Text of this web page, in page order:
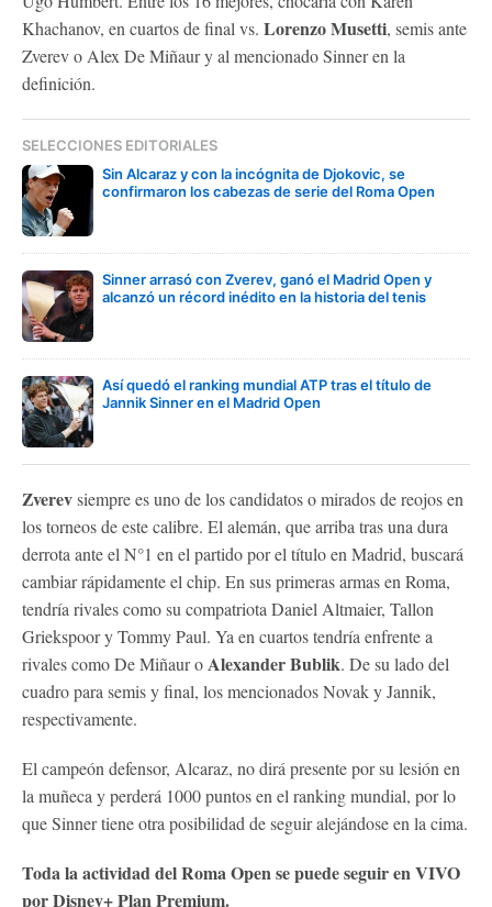
Khachanov, en cuartos de final vs. Lorenzo Musetti, semis ante
Zverev o Alex De Miñaur y al mencionado Sinner en la
definición.
SELECCIONES EDITORIALES
Sin Alcaraz y con la incógnita de Djokovic, se
confirmaron los cabezas de serie del Roma Open
Sinner arrasó con Zverev, ganó el Madrid Open y
alcanzó un récord inédito en la historia del tenis
Así quedó el ranking mundial ATP tras el título de
Jannik Sinner en el Madrid Open
Zverevsiempre es uno de los candidatos o mirados de reojos en
los torneos de este calibre. El alemán, que arriba tras una dura
derrota ante el N°1 en el partido por el título en Madrid, buscará
cambiar rápidamente el chip. En sus primeras armas en Roma,
tendría rivales como su compatriota Daniel Altmaier, Tallon
Griekspoor y Tommy Paul. Ya en cuartos tendría enfrente a
rivales como De Miñaur oAlexander Bublik. De su lado del
cuadro para semis y final, los mencionados Novak y Jannik,
respectivamente.
El campeón defensor, Alcaraz, no dirá presente por su lesión en
la muñeca y perderá 1000 puntos en el ranking mundial, por lo
que Sinner tiene otra posibilidad de seguir alejándose en la cima.
Toda la actividad del Roma Open se puede seguir en VIVO
por Disney+ Plan Premium.